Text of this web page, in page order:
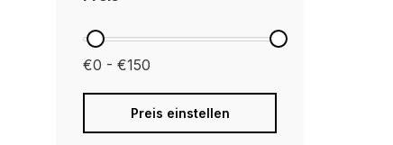
€0 - €150
Preis einstellen